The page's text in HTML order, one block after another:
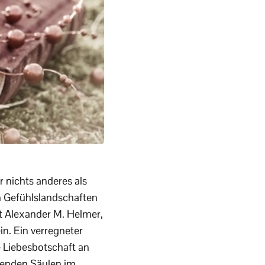
nichts anderes als
Alexander M. Helmer,
Ein verregneter
an